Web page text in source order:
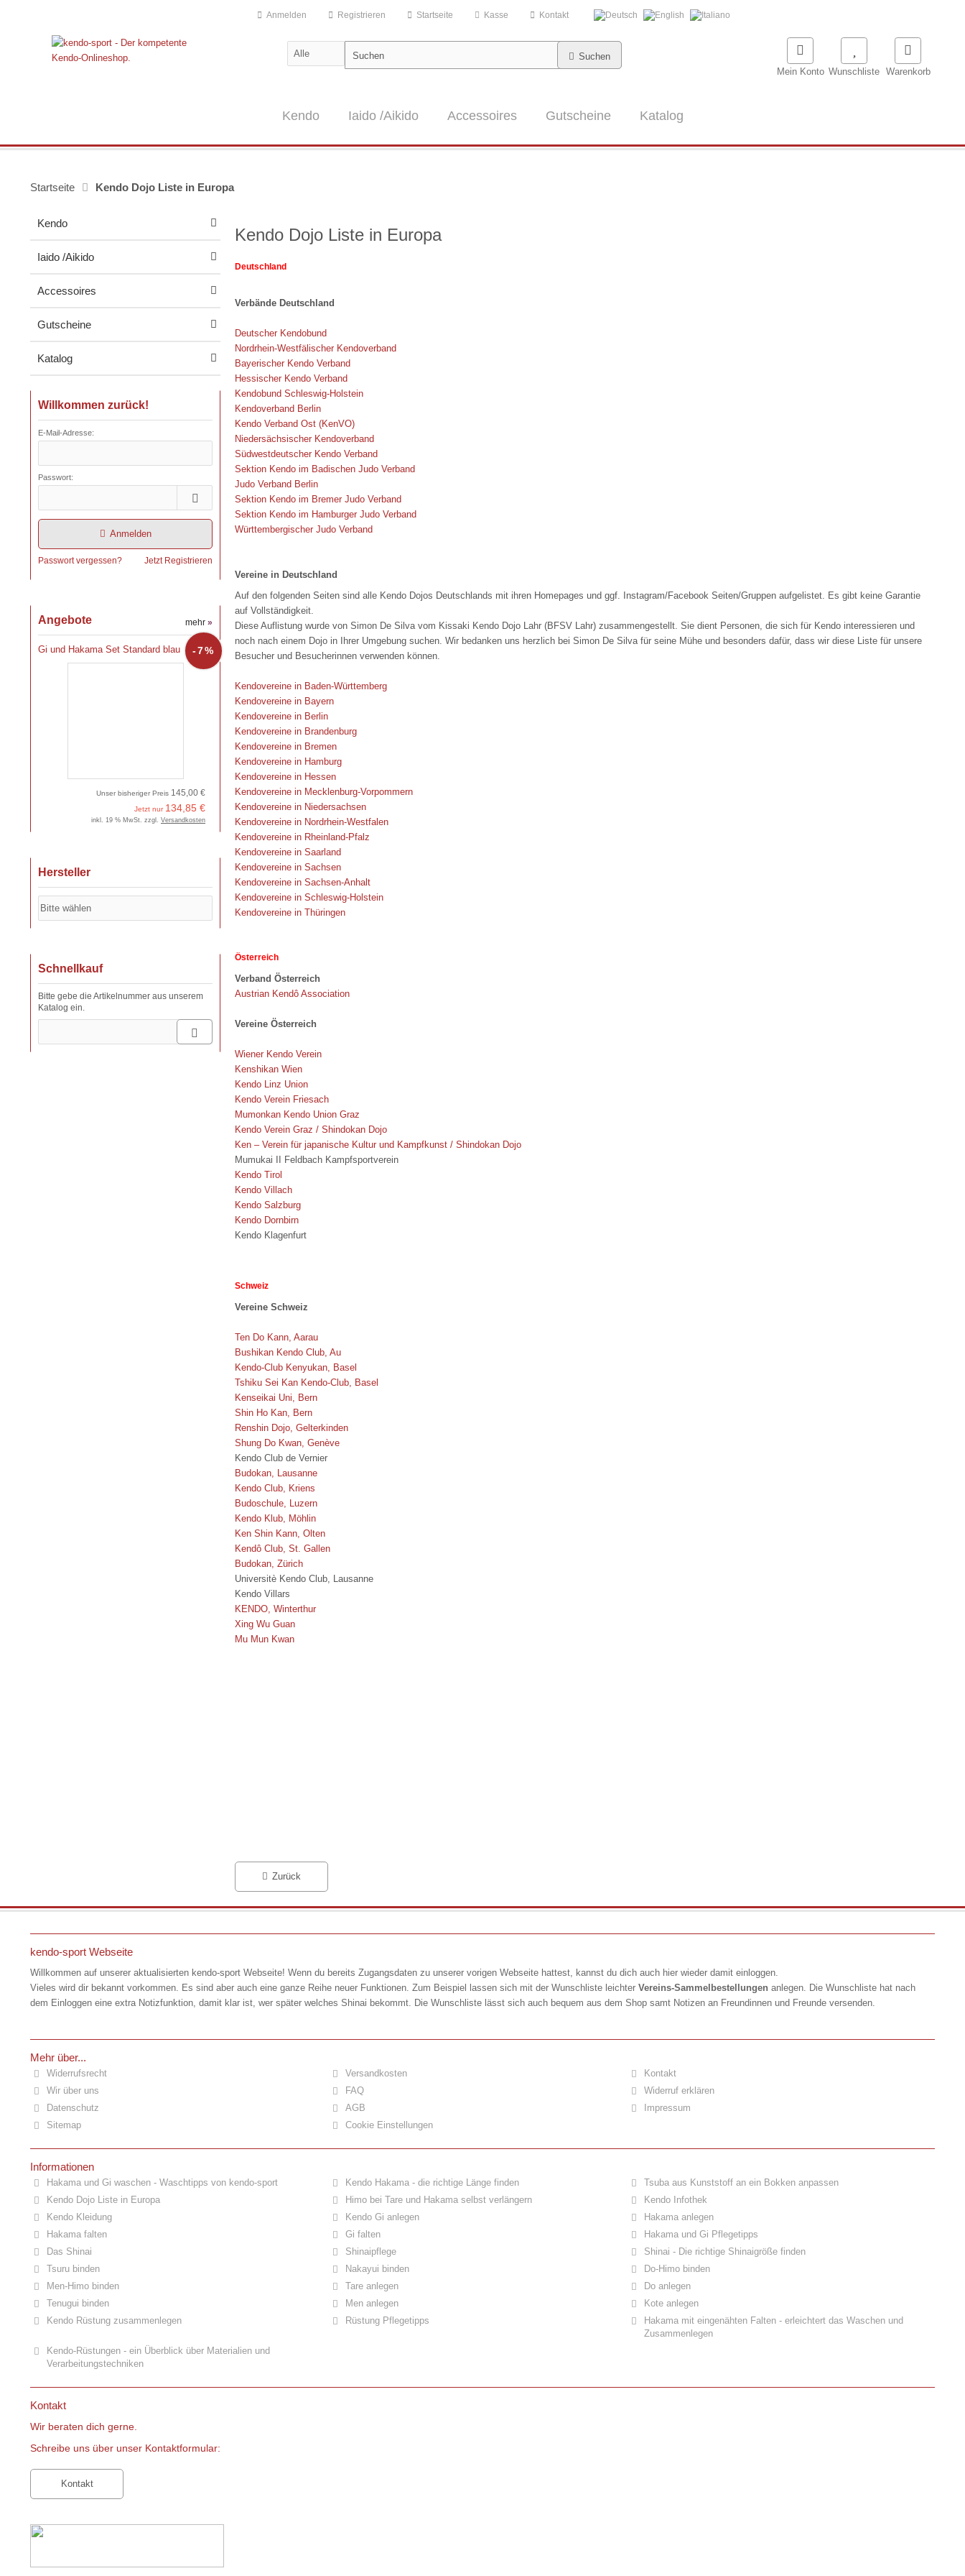
Anmelden Registrieren Startseite Kasse Kontakt
Suchen
Warenkorb
Wunschliste
Mein Konto
Kendo Iaido /Aikido Accessoires Gutscheine Katalog
Startseite Kendo Dojo Liste in Europa
Kendo Dojo Liste in Europa
Deutschland
Verbände Deutschland
Deutscher Kendobund
Nordrhein-Westfälischer Kendoverband
Bayerischer Kendo Verband
Hessischer Kendo Verband
Kendobund Schleswig-Holstein
Kendoverband Berlin
Kendo Verband Ost (KenVO)
Niedersächsischer Kendoverband
Südwestdeutscher Kendo Verband
Sektion Kendo im Badischen Judo Verband
Judo Verband Berlin
Sektion Kendo im Bremer Judo Verband
Sektion Kendo im Hamburger Judo Verband
Württembergischer Judo Verband
Vereine in Deutschland
Auf den folgenden Seiten sind alle Kendo Dojos Deutschlands mit ihren Homepages und ggf. Instagram/Facebook Seiten/Gruppen aufgelistet. Es gibt keine Garantie
auf Vollständigkeit.
Diese Auflistung wurde von Simon De Silva vom Kissaki Kendo Dojo Lahr (BFSV Lahr) zusammengestellt. Sie dient Personen, die sich für Kendo interessieren und
noch nach einem Dojo in Ihrer Umgebung suchen. Wir bedanken uns herzlich bei Simon De Silva für seine Mühe und besonders dafür, dass wir diese Liste für unsere
Besucher und Besucherinnen verwenden können.
Kendovereine in Baden-Württemberg
Kendovereine in Bayern
Kendovereine in Berlin
Kendovereine in Brandenburg
Kendovereine in Bremen
Kendovereine in Hamburg
Kendovereine in Hessen
Kendovereine in Mecklenburg-Vorpommern
Kendovereine in Niedersachsen
Kendovereine in Nordrhein-Westfalen
Kendovereine in Rheinland-Pfalz
Kendovereine in Saarland
Kendovereine in Sachsen
Kendovereine in Sachsen-Anhalt
Kendovereine in Schleswig-Holstein
Kendovereine in Thüringen
Österreich
Verband Österreich
Austrian Kendô Association
Vereine Österreich
Wiener Kendo Verein
Kenshikan Wien
Kendo Linz Union
Kendo Verein Friesach
Mumonkan Kendo Union Graz
Kendo Verein Graz / Shindokan Dojo
Ken – Verein für japanische Kultur und Kampfkunst / Shindokan Dojo
Mumukai II Feldbach Kampfsportverein
Kendo Tirol
Kendo Villach
Kendo Salzburg
Kendo Dornbirn
Kendo Klagenfurt
Schweiz
Vereine Schweiz
Ten Do Kann, Aarau
Bushikan Kendo Club, Au
Kendo-Club Kenyukan, Basel
Tshiku Sei Kan Kendo-Club, Basel
Kenseikai Uni, Bern
Shin Ho Kan, Bern
Renshin Dojo, Gelterkinden
Shung Do Kwan, Genève
Kendo Club de Vernier
Budokan, Lausanne
Kendo Club, Kriens
Budoschule, Luzern
Kendo Klub, Möhlin
Ken Shin Kann, Olten
Kendô Club, St. Gallen
Budokan, Zürich
Universitè Kendo Club, Lausanne
Kendo Villars
KENDO, Winterthur
Xing Wu Guan
Mu Mun Kwan
Zurück
Kendo
Iaido /Aikido
Accessoires
Gutscheine
Katalog
Willkommen zurück!
E-Mail-Adresse:
Passwort:
Anmelden
Passwort vergessen? Jetzt Registrieren
Angebote mehr »
Gi und Hakama Set Standard blau
Unser bisheriger Preis 145,00 €
Jetzt nur 134,85 €
-7%
inkl. 19 % MwSt. zzgl. Versandkosten
Hersteller
Schnellkauf
Bitte gebe die Artikelnummer aus unserem
Katalog ein.
kendo-sport Webseite
Willkommen auf unserer aktualisierten kendo-sport Webseite! Wenn du bereits Zugangsdaten zu unserer vorigen Webseite hattest, kannst du dich auch hier wieder damit einloggen.
Vieles wird dir bekannt vorkommen. Es sind aber auch eine ganze Reihe neuer Funktionen. Zum Beispiel lassen sich mit der Wunschliste leichter Vereins-Sammelbestellungen anlegen. Die Wunschliste hat nach
dem Einloggen eine extra Notizfunktion, damit klar ist, wer später welches Shinai bekommt. Die Wunschliste lässt sich auch bequem aus dem Shop samt Notizen an Freundinnen und Freunde versenden.
Mehr über...
Widerrufsrecht Versandkosten
Kontakt
Wir über uns
FAQ
Widerruf erklären
Datenschutz
AGB
Impressum
Sitemap
Cookie Einstellungen
Informationen
Hakama und Gi waschen - Waschtipps von kendo-sport Kendo Hakama - die richtige Länge finden
Tsuba aus Kunststoff an ein Bokken anpassen
Kendo Dojo Liste in Europa
Himo bei Tare und Hakama selbst verlängern
Kendo Infothek
Kendo Kleidung
Kendo Gi anlegen
Hakama anlegen
Hakama falten
Gi falten
Hakama und Gi Pflegetipps
Das Shinai
Shinaipflege
Shinai - Die richtige Shinaigröße finden
Tsuru binden
Nakayui binden
Do-Himo binden
Men-Himo binden
Tare anlegen
Do anlegen
Tenugui binden
Men anlegen
Kote anlegen
Kendo Rüstung zusammenlegen
Rüstung Pflegetipps
Hakama mit eingenähten Falten - erleichtert das Waschen und
Zusammenlegen
Kendo-Rüstungen - ein Überblick über Materialien und
Verarbeitungstechniken
Kontakt
Wir beraten dich gerne.
Schreibe uns über unser Kontaktformular:
Kontakt